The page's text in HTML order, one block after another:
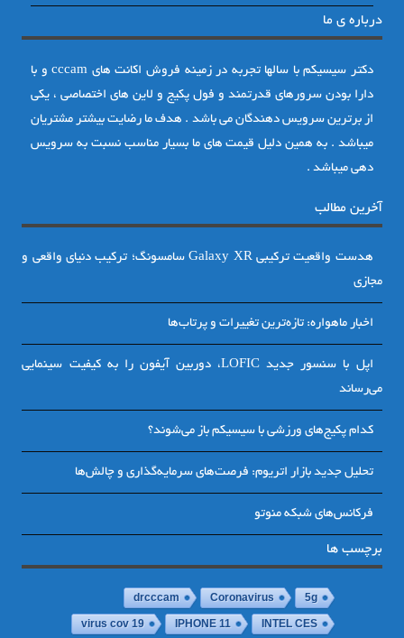
درباره ی ما
دکتر سیسیکم با سالها تجربه در زمینه فروش اکانت های cccam و با
دارا بودن سرورهای قدرتمند و فول پکیج و لاین های اختصاصی ، یکی
از برترین سرویس دهندگان می باشد . هدف ما رضایت بیشتر مشتریان
میباشد . به همین دلیل قیمت های ما بسیار مناسب نسبت به سرویس
دهی میباشد .
آخرین مطالب
هدست واقعیت ترکیبی Galaxy XR سامسونگ؛ ترکیب دنیای واقعی و
مجازی
اخبار ماهواره: تازه‌ترین تغییرات و پرتاب‌ها
اپل با سنسور جدید LOFIC، دوربین آیفون را به کیفیت سینمایی
می‌رساند
کدام پکیج‌های ورزشی با سیسیکم باز می‌شوند؟
تحلیل جدید بازار اتریوم: فرصت‌های سرمایه‌گذاری و چالش‌ها
فرکانس‌های شبکه منوتو
برچسب ها
5g
Coronavirus
drcccam
INTEL CES
IPHONE 11
virus cov 19